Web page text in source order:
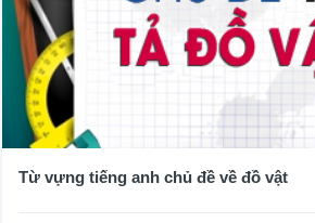
Từ vựng tiếng anh chủ đề về đồ vật